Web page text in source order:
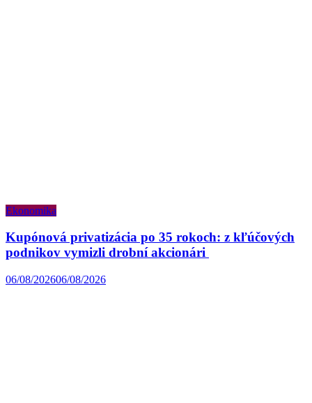
Ekonomika
Kupónová privatizácia po 35 rokoch: z kľúčových
podnikov vymizli drobní akcionári
06/08/202606/08/2026